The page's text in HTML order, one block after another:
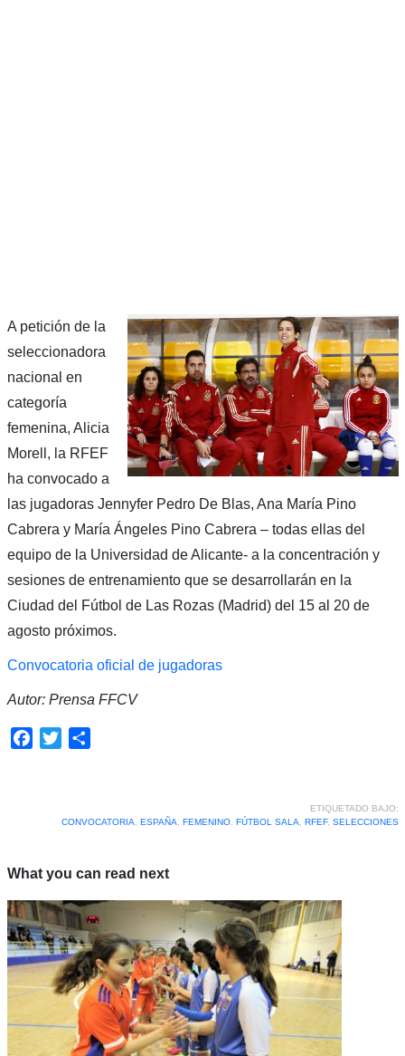
A petición de la
seleccionadora
nacional en
categoría
femenina, Alicia
Morell, la RFEF
ha convocado a
las jugadoras Jennyfer Pedro De Blas, Ana María Pino
Cabrera y María Ángeles Pino Cabrera – todas ellas del
equipo de la Universidad de Alicante- a la concentración y
sesiones de entrenamiento que se desarrollarán en la
Ciudad del Fútbol de Las Rozas (Madrid) del 15 al 20 de
agosto próximos.
Convocatoria oficial de jugadoras
Autor: Prensa FFCV
Facebook
Twitter
ETIQUETADO BAJO:
CONVOCATORIA
ESPAÑA FEMENINO, FÚTBOL SALA RFEF, SELECCIONES
What you can read next